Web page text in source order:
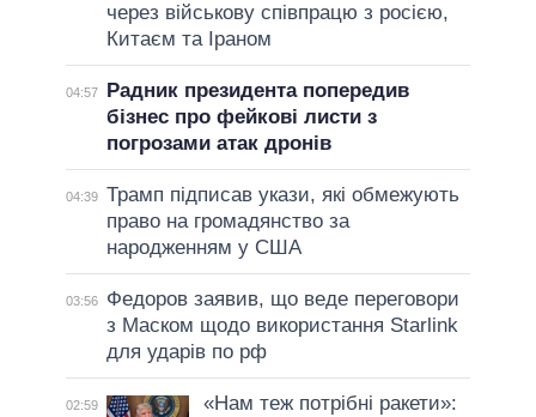
через військову співпрацю з росією,
Китаєм та Іраном
04:57
Радник президента попередив
бізнес про фейкові листи з
погрозами атак дронів
04:39 Трамп підписав укази, які обмежують
право на громадянство за
народженням у США
03:56
Федоров заявив, що веде переговори
з Маском щодо використання Starlink
для ударів по рф
02:59
«Нам теж потрібні ракети»: